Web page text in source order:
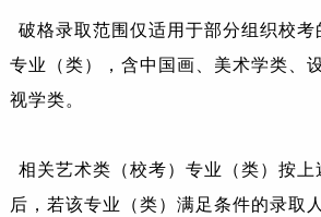
破格录取范围仅适用于部分组织校考
专业（类），含中国画、美术学类、
视学类。
相关艺术类（校考）专业（类）按上
后，若该专业（类）满足条件的录取